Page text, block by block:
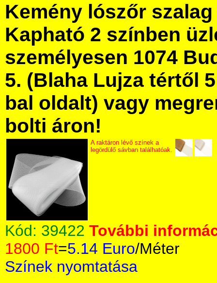
Kemény lószőr
Kapható 2 színben
személyesen 1074
5. (Blaha Lujza tértől
bal oldalt) vagy
bolti áron!
A raktáron lévő színek a
legördülő sávban találhatóak.
Kód: 39422 További
1800 Ft=5.14 Euro/Méter
Színek nyomtatása